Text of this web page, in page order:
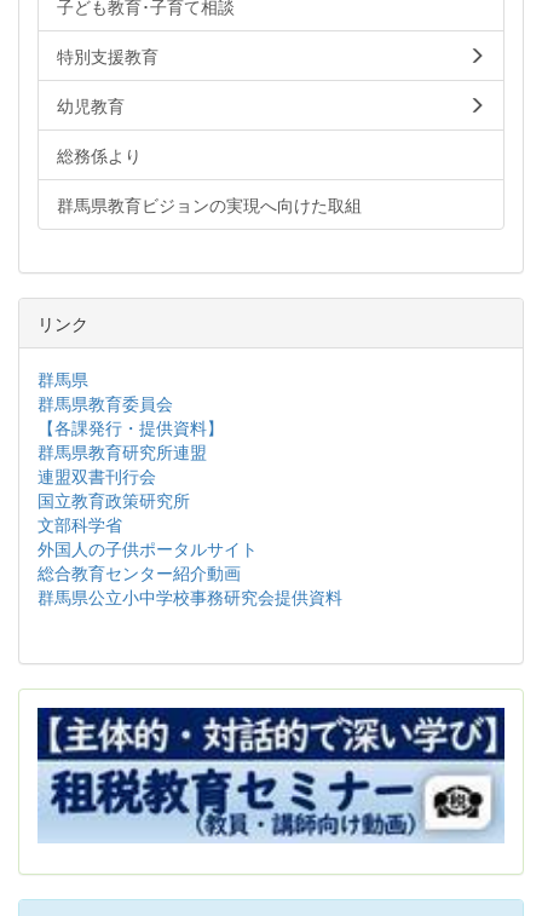
子ども教育･子育て相談
特別支援教育
幼児教育
総務係より
群馬県教育ビジョンの実現へ向けた取組
リンク
群馬県
群馬県教育委員会
【各課発行・提供資料】
群馬県教育研究所連盟
連盟双書刊行会
国立教育政策研究所
文部科学省
外国人の子供ポータルサイト
総合教育センター紹介動画
群馬県公立小中学校事務研究会提供資料